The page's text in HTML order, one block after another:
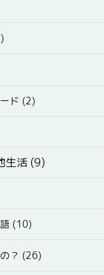
ド (2)
生活 (9)
(10)
？ (26)